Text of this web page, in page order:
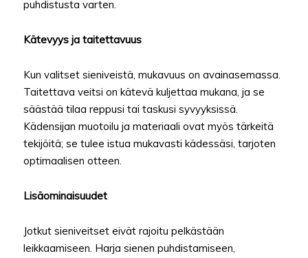
puhdistusta varten.
Kätevyys ja taitettavuus
Kun valitset sieniveistä, mukavuus on avainasemassa.
Taitettava veitsi on kätevä kuljettaa mukana, ja se
säästää tilaa reppusi tai taskusi syvyyksissä.
Kädensijan muotoilu ja materiaali ovat myös tärkeitä
tekijöitä; se tulee istua mukavasti kädessäsi, tarjoten
optimaalisen otteen.
Lisäominaisuudet
Jotkut sieniveitset eivät rajoitu pelkästään
leikkaamiseen. Harja sienen puhdistamiseen,